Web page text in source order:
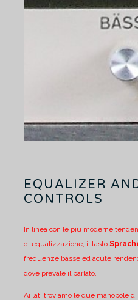
EQUALIZER
CONTROLS
In linea con le più moderne
di equalizzazione, il tasto
frequenze basse ed acute
dove prevale il parlato.
Ai lati troviamo le due manopole